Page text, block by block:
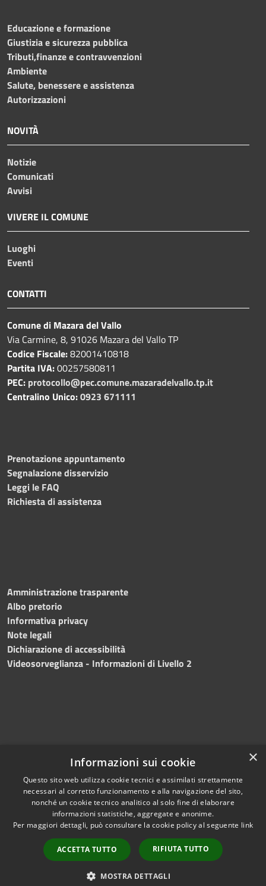
Educazione e formazione
Giustizia e sicurezza pubblica
Tributi,finanze e contravvenzioni
Ambiente
Salute, benessere e assistenza
Autorizzazioni
NOVITÀ
Notizie
Comunicati
Avvisi
VIVERE IL COMUNE
Luoghi
Eventi
CONTATTI
Comune di Mazara del Vallo
Via Carmine, 8, 91026 Mazara del Vallo TP
Codice Fiscale:82001410818
Partita IVA:00257580811
PEC: protocollo@pec.comune.mazaradelvallo.tp.it
Centralino Unico:0923 671111
Prenotazione appuntamento
Segnalazione disservizio
Leggi le FAQ
Richiesta di assistenza
Amministrazione trasparente
Albo pretorio
Informativa privacy
Note legali
Dichiarazione di accessibilità
Videosorveglianza - Informazioni di Livello 2
Accessibilità
Privacy
Mappa del sito
Fatturazione Elettronica
Copyright © 2024 •
Comune di Mazara del
Vallo• Powered
byMunicipium• Redazione
×
Informazioni sui cookie
Questo sito web utilizza cookie tecnici e assimilati strettamente
necessari al corretto funzionamento e alla navigazione del sito,
nonché un cookie tecnico analitico al solo fine di elaborare
informazioni statistiche, aggregate e anonime.
Per maggiori dettagli, può consultare la cookie policy al seguente link
ACCETTA TUTTO RIFIUTA TUTTO
MOSTRA DETTAGLI